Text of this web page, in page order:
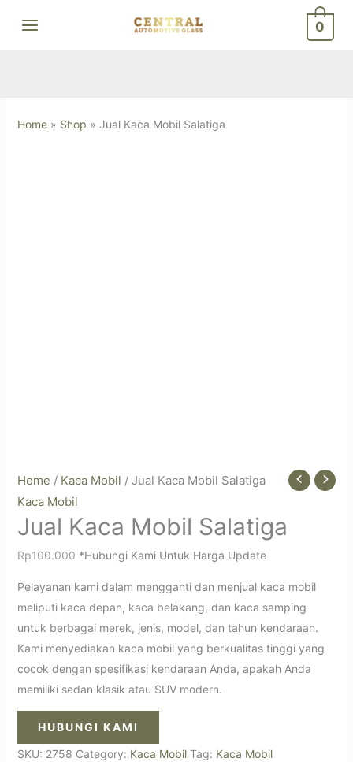
0
Home» Shop » Jual Kaca Mobil Salatiga
Home / Kaca Mobil / Jual Kaca Mobil Salatiga
Kaca Mobil
Jual Kaca Mobil Salatiga
Rp100.000 *Hubungi Kami Untuk Harga Update
Pelayanan kami dalam mengganti dan menjual kaca mobil
meliputi kaca depan, kaca belakang, dan kaca samping
untuk berbagai merek, jenis, model, dan tahun kendaraan.
Kami menyediakan kaca mobil yang berkualitas tinggi yang
cocok dengan spesifikasi kendaraan Anda, apakah Anda
memiliki sedan klasik atau SUV modern.
HUBUNGI KAMI
SKU: 2758 Category: Kaca Mobil Tag: Kaca Mobil